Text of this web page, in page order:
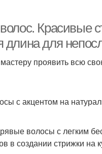
Тонкие волосы
Красивые
длина для
проявить всю
с акцентом на
волосы с легким
в создании стрижки на